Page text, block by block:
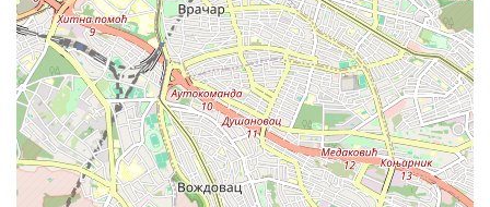
BRNO
VIDENSKA 153/119 b - BRNO